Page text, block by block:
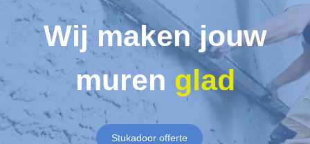
Wij maken jouw
muren glad
Stukadoor offerte